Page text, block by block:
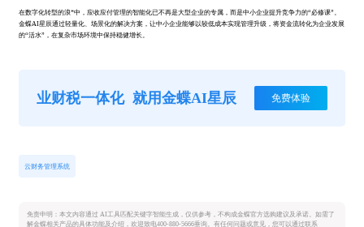
在数字化转型的浪*中，应收应付管理的智能化已不再是大型企业的专属，而是中小企业提升竞争力的“必修课”。
金蝶AI星辰通过轻量化、场景化的解决方案，让中小企业能够以较低成本实现管理升级，将资金流转化为企业发展
的“活水”，在复杂市场环境中保持稳健增长。
业财税一体化 就用金蝶AI星辰 免费体验
云财务管理系统
免责申明：本文内容通过 AI工具匹配关键字智能生成，仅供参考，不构成金蝶官方选购建议及承诺。如需了
解金蝶相关产品的具体功能及介绍，欢迎致电400-880-5666垂询。有任何问题或意见，您可以通过联系